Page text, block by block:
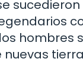
hombres